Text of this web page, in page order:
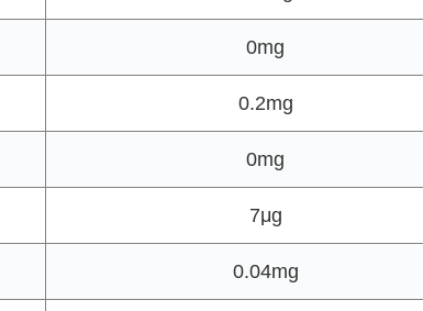
0mg
0.2mg
0mg
7μg
0.04mg